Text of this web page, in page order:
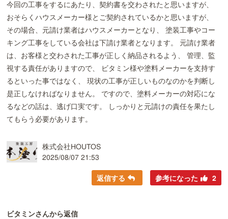
今回の工事をするにあたり、契約書を交わされたと思いますが、
おそらくハウスメーカー様とご契約されているかと思いますが、
その場合、元請け業者はハウスメーカーとなり、 塗装工事やコー
キング工事をしている会社は下請け業者となります。 元請け業者
は、お客様と交わされた工事が正しく納品されるよう、 管理、監
視する責任がありますので、 ビタミン様や塗料メーカーを支持す
るといった事ではなく、 現状の工事が正しいものなのかを判断し
是正しなければなりません。 ですので、塗料メーカーの対応にな
るなどの話は、逃げ口実です。 しっかりと元請けの責任を果たし
てもらう必要があります。
株式会社HOUTOS
2025/08/07 21:53
返信する 参考になった 2
ビタミンさんから返信